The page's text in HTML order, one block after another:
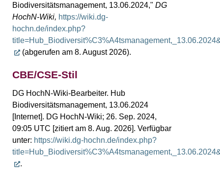
Biodiversitätsmanagement, 13.06.2024," DG
HochN-Wiki, https://wiki.dg-
hochn.de/index.php?
(abgerufen am 8. August 2026).
CBE/CSE-Stil
DG HochN-Wiki-Bearbeiter. Hub
Biodiversitätsmanagement, 13.06.2024
[Internet]. DG HochN-Wiki; 26. Sep. 2024,
09:05 UTC [zitiert am 8. Aug. 2026]. Verfügbar
unter: https://wiki.dg-hochn.de/index.php?
.